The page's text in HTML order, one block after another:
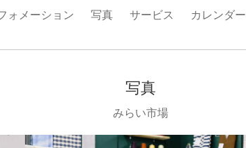
ォメーション 写真 サービス カレンダー
写真
みらい市場